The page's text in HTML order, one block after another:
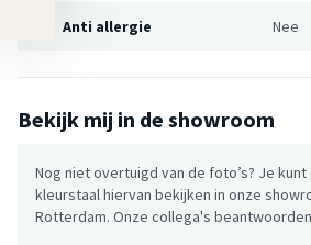
Anti allergie
Nee
Bekijk mij in de showroom
Nog niet overtuigd van de foto’s? Je
kleurstaal hiervan bekijken in onze
Rotterdam. Onze collega's